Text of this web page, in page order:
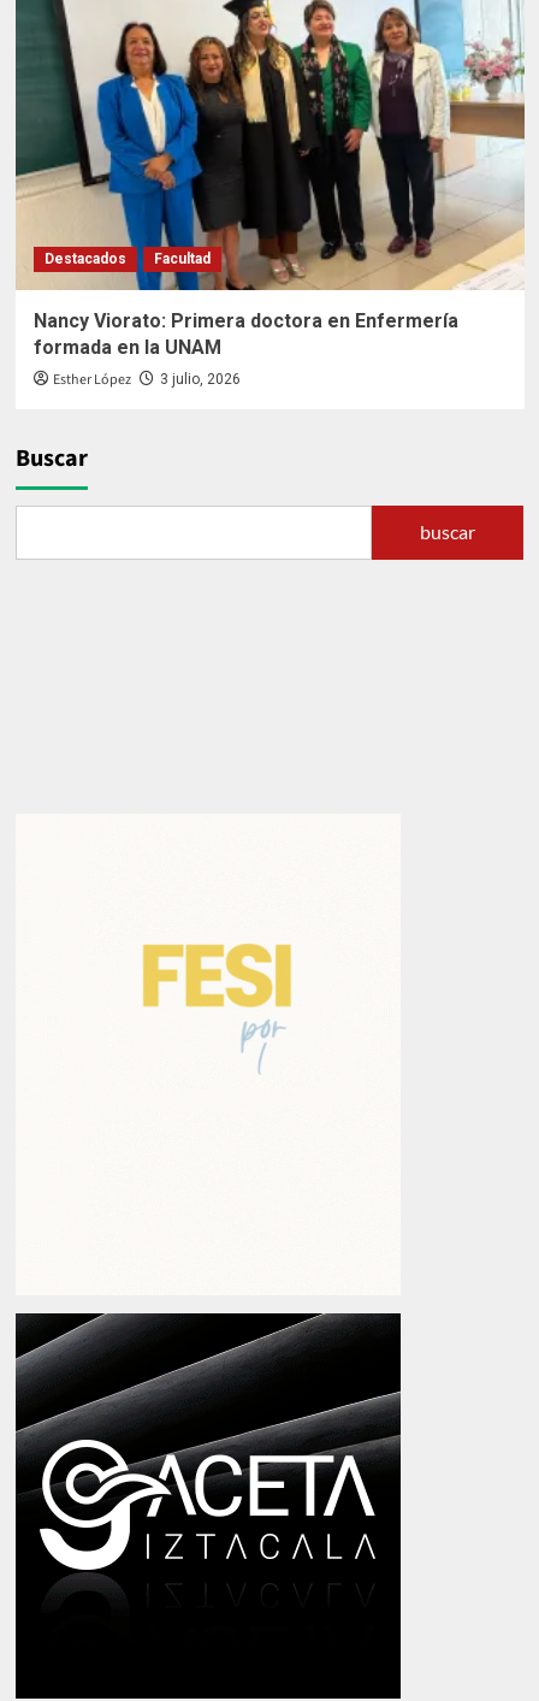
Destacados Facultad
Nancy Viorato: Primera doctora en Enfermería
formada en la UNAM
Esther López 3 julio, 2026
Buscar
buscar